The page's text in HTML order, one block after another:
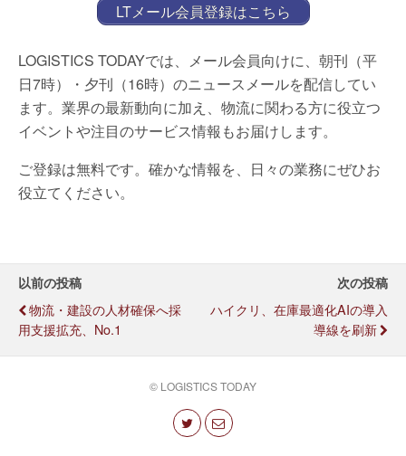
LTメール会員登録はこちら
LOGISTICS TODAYでは、メール会員向けに、朝刊（平
日7時）・夕刊（16時）のニュースメールを配信してい
ます。業界の最新動向に加え、物流に関わる方に役立つ
イベントや注目のサービス情報もお届けします。
ご登録は無料です。確かな情報を、日々の業務にぜひお
役立てください。
以前の投稿
物流・建設の人材確保へ採
用支援拡充、No.1
次の投稿
ハイクリ、在庫最適化AIの導入
導線を刷新
© LOGISTICS TODAY